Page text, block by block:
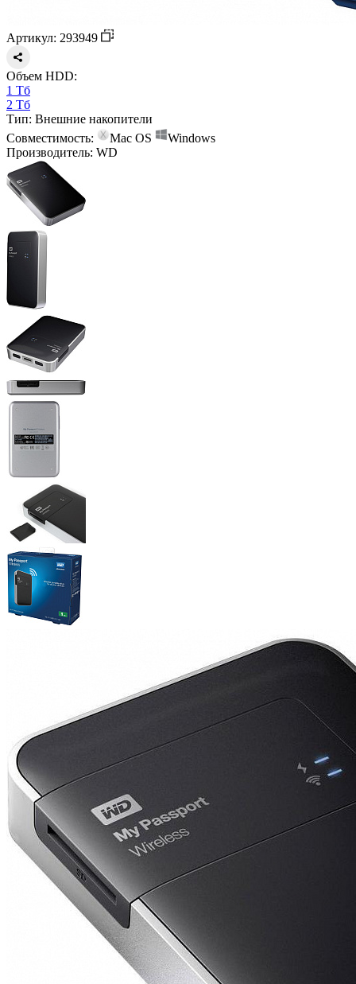
Артикул: 293949
Объем HDD:
1 Тб
2 Тб
Тип: Внешние накопители
Совместимость:
Mac OS
Windows
Производитель: WD